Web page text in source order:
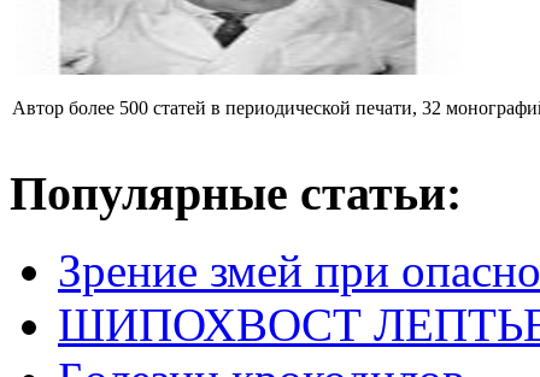
Автор более 500 статей в периодической печати, 32
Популярные статьи:
Зрение змей при
ШИПОХВОСТ